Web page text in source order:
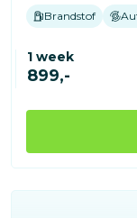
Brandstof
1 week
899,-